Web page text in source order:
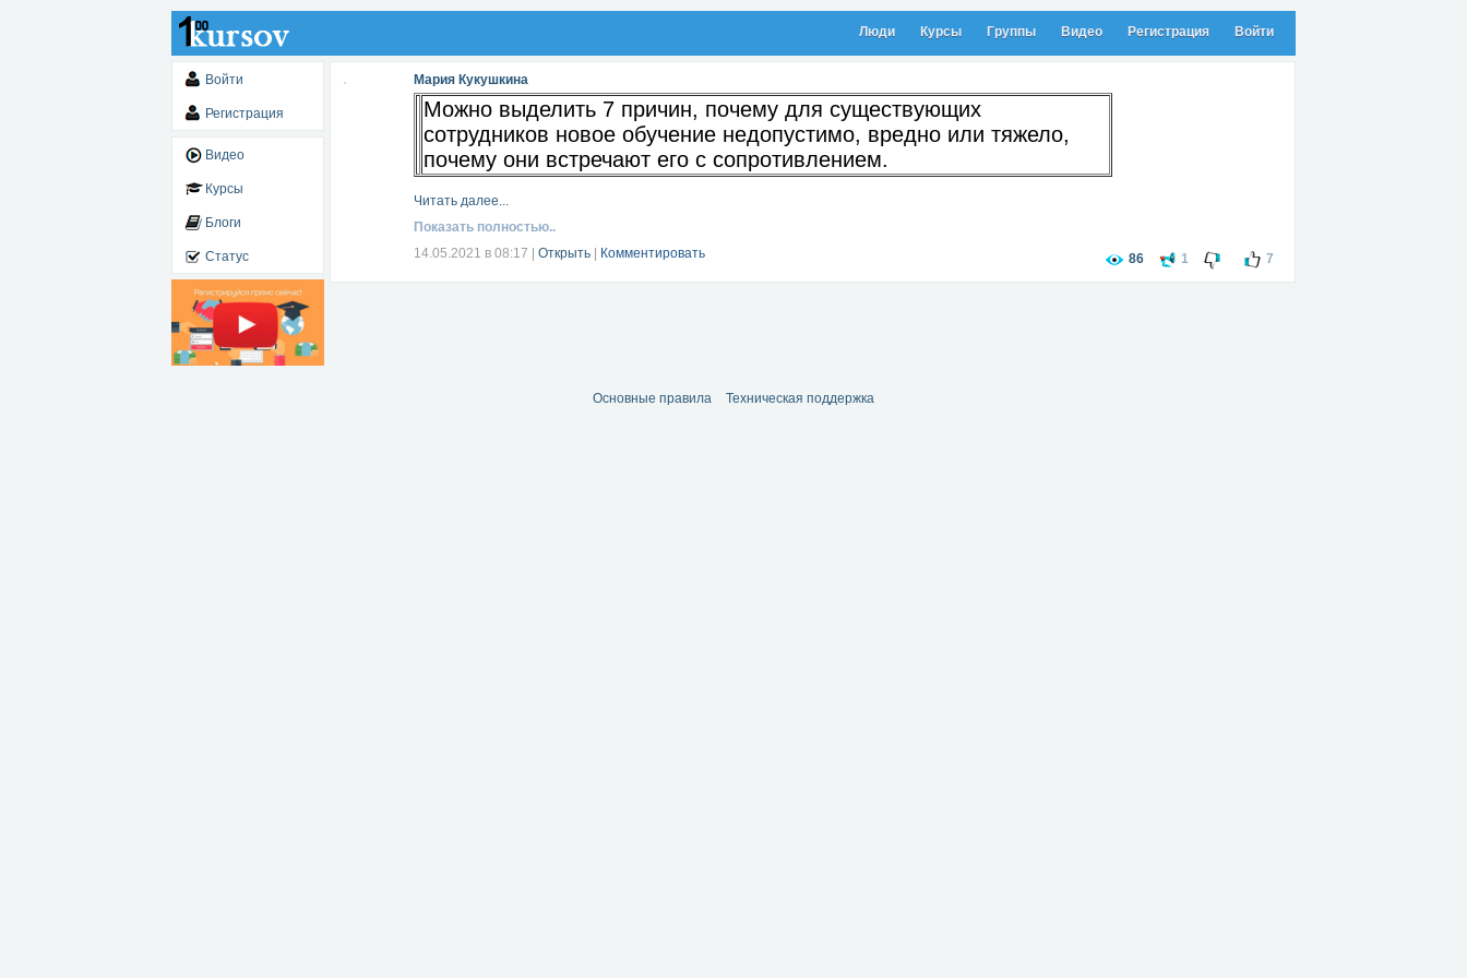
Люди Курсы Группы Видео Регистрация Войти
Войти
Регистрация
Видео
Курсы
Блоги
Статус
Мария Кукушкина
Можно выделить 7 причин, почему для существующих
сотрудников новое обучение недопустимо, вредно или тяжело,
почему они встречают его с сопротивлением.
Читать далее...
Показать полностью..
14.05.2021 в 08:17
Открыть Комментировать 86 1 7
Основные правила Техническая поддержка